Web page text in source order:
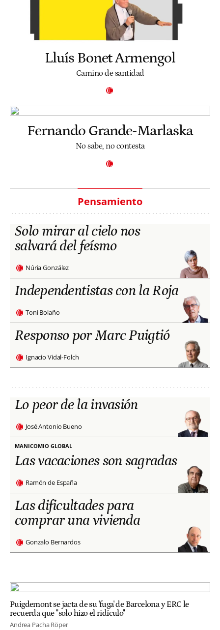
Lluís Bonet Armengol
Camino de santidad
Fernando Grande-Marlaska
No sabe, no contesta
Pensamiento
Solo mirar al cielo nos
salvará del feísmo
Núria González
Independentistas con la Roja
Toni Bolaño
Responso por Marc Puigtió
Ignacio Vidal-Folch
Lo peor de la invasión
José Antonio Bueno
MANICOMIO GLOBAL
Las vacaciones son sagradas
Ramón de España
Las dificultades para
comprar una vivienda
Gonzalo Bernardos
Puigdemont se jacta de su 'fuga' de Barcelona y ERC le
recuerda que "solo hizo el ridículo"
Andrea Pacha Röper